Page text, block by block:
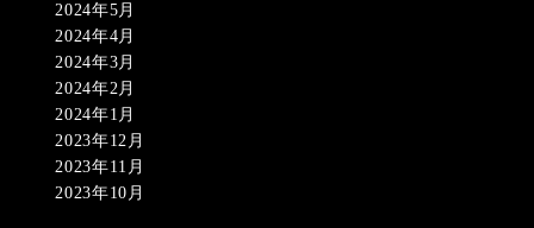
2024年5月
2024年4月
2024年3月
2024年2月
2024年1月
2023年12月
2023年11月
2023年10月